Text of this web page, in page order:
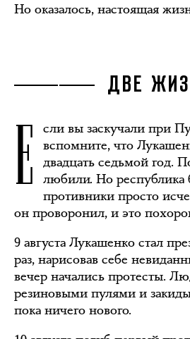
Но оказалось, настоящая
ДВЕ
Е
сли вы заскучали при
вспомните, что
двадцать седьмой год.
любили. Но республика
противники просто
он проворонил, и это
9 августа Лукашенко стал
раз, нарисовав себе
вечер начались протесты.
резиновыми пулями и
пока ничего нового.